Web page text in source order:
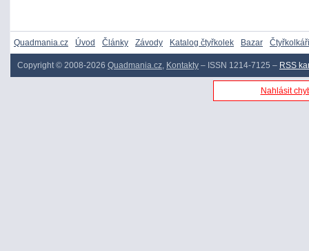
Quadmania.cz Úvod Články Závody Katalog čtyřkolek Bazar Čtyřkolkáři
Copyright © 2008-2026 Quadmania.cz, Kontakty – ISSN 1214-7125 – RSS
Nahlásit